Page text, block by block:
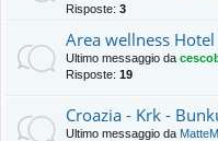
Risposte: 3
Area wellness
Ultimo messaggio da
Risposte: 19
Croazia - Krk -
Ultimo messaggio da